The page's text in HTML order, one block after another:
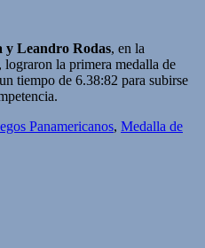
y Leandro Rodas, en la
la primera medalla de
tiempo de 6.38:82 para subirse
Panamericanos, Medalla de